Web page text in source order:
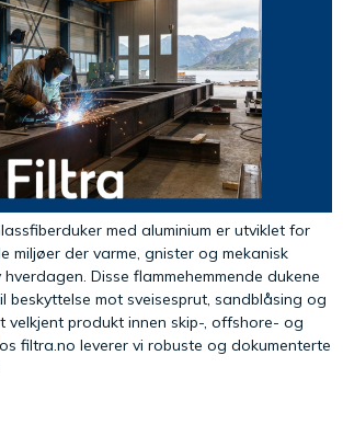
med aluminium er utviklet for
miljøer der varme, gnister og mekanisk
Disse flammehemmende dukene
beskyttelse mot sveisesprut, sandblåsing og
velkjent produkt innen skip-, offshore- og
filtra.no leverer vi robuste og dokumenterte